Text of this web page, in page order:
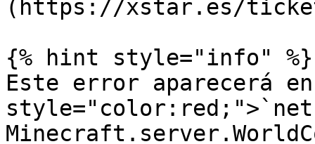
(https://xstar.es/
{% hint style="info" %}
Este error aparecerá